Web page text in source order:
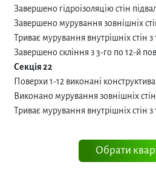
Завершено гідроізоляцію стін
Завершено мурування зовнішніх
Триває мурування внутрішніх стін з
Завершено скління з 3-го по 12-й
Секція 22
Поверхи 1-12 виконані
Виконано мурування зовнішніх
Триває мурування внутрішніх стін
Обрати